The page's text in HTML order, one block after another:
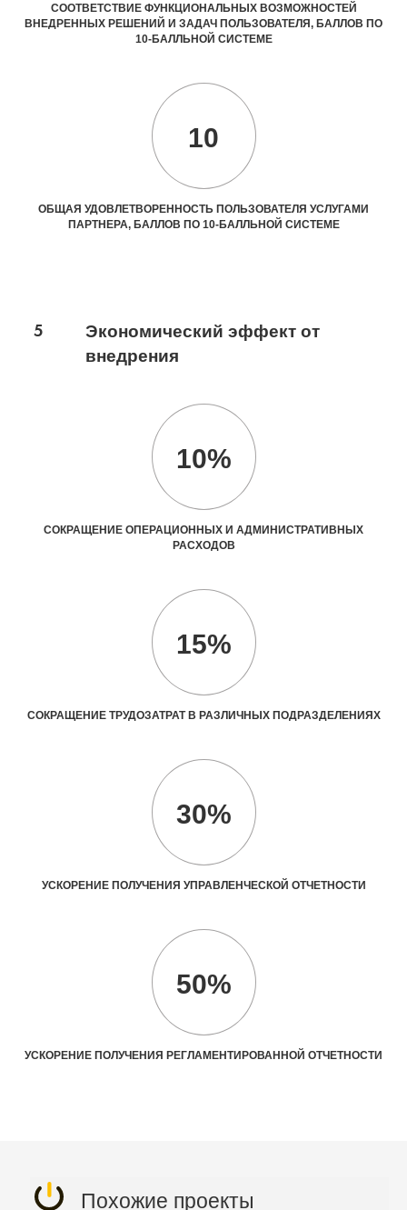
СООТВЕТСТВИЕ ФУНКЦИОНАЛЬНЫХ ВОЗМОЖНОСТЕЙ
ВНЕДРЕННЫХ РЕШЕНИЙ И ЗАДАЧ ПОЛЬЗОВАТЕЛЯ, БАЛЛОВ ПО
10-БАЛЛЬНОЙ СИСТЕМЕ
10
ОБЩАЯ УДОВЛЕТВОРЕННОСТЬ ПОЛЬЗОВАТЕЛЯ УСЛУГАМИ
ПАРТНЕРА, БАЛЛОВ ПО 10-БАЛЛЬНОЙ СИСТЕМЕ
5
Экономический эффект от
внедрения
10%
СОКРАЩЕНИЕ ОПЕРАЦИОННЫХ И АДМИНИСТРАТИВНЫХ
РАСХОДОВ
15%
СОКРАЩЕНИЕ ТРУДОЗАТРАТ В РАЗЛИЧНЫХ ПОДРАЗДЕЛЕНИЯХ
30%
УСКОРЕНИЕ ПОЛУЧЕНИЯ УПРАВЛЕНЧЕСКОЙ ОТЧЕТНОСТИ
50%
УСКОРЕНИЕ ПОЛУЧЕНИЯ РЕГЛАМЕНТИРОВАННОЙ ОТЧЕТНОСТИ
Похожие проекты